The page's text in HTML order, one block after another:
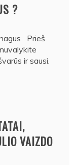
?
Prieš
ir sausi.
VAIZDO